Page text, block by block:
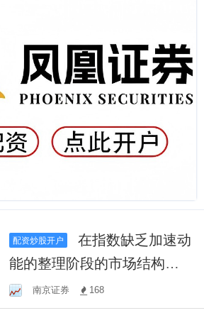
配资炒股开户
在指数缺乏加速动
能的整理阶段的市场结构
中，资金规模较小的灵活
南京证券 168